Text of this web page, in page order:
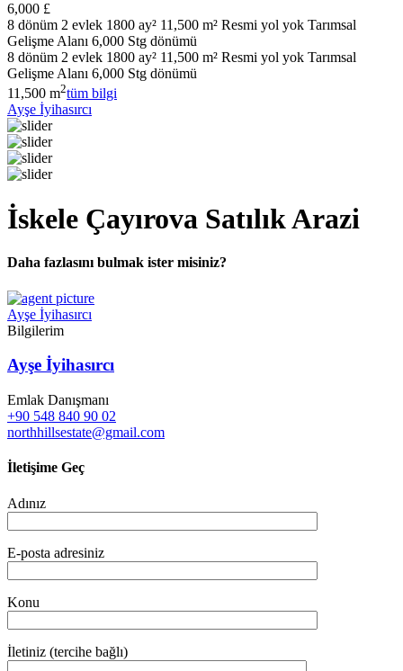
6,000 £
8 dönüm 2 evlek 1800 ay² 11,500 m² Resmi yol yok Tarımsal
Gelişme Alanı 6,000 Stg dönümü
8 dönüm 2 evlek 1800 ay² 11,500 m² Resmi yol yok Tarımsal
Gelişme Alanı 6,000 Stg dönümü
11,500 m2tüm bilgi
Ayşe İyihasırcı
İskele Çayırova Satılık Arazi
Daha fazlasını bulmak ister misiniz?
Ayşe İyihasırcı
Bilgilerim
Ayşe İyihasırcı
Emlak Danışmanı
+90 548 840 90 02
northhillsestate@gmail.com
İletişime Geç
Adınız
E-posta adresiniz
Konu
İletiniz (tercihe bağlı)